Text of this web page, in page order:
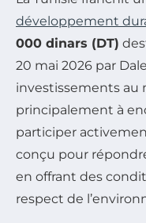
développement
000 dinars (DT)
20 mai 2026 par
investissements au
principalement à
participer
conçu pour
en offrant des
respect de